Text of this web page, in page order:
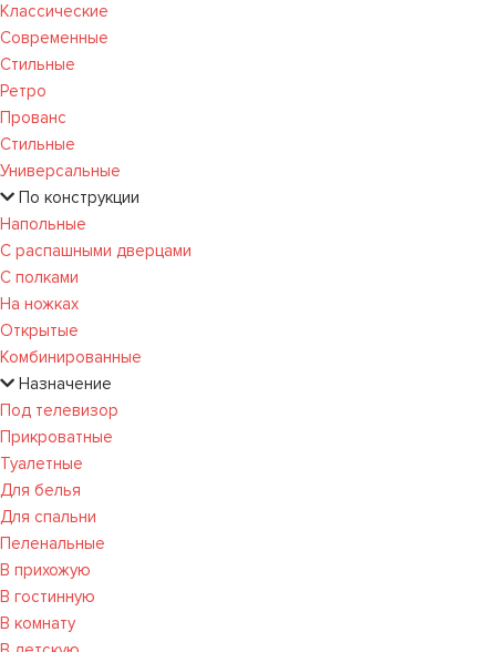
Классические
Современные
Стильные
Ретро
Прованс
Стильные
Универсальные
По конструкции
Напольные
С распашными дверцами
С полками
На ножках
Открытые
Комбинированные
Назначение
Под телевизор
Прикроватные
Туалетные
Для белья
Для спальни
Пеленальные
В прихожую
В гостинную
В комнату